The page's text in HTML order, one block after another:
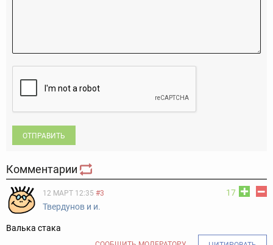
ОТПРАВИТЬ
Комментарии
17
12 МАРТ 12:35 #3
Твердунов и и.
Валька стака